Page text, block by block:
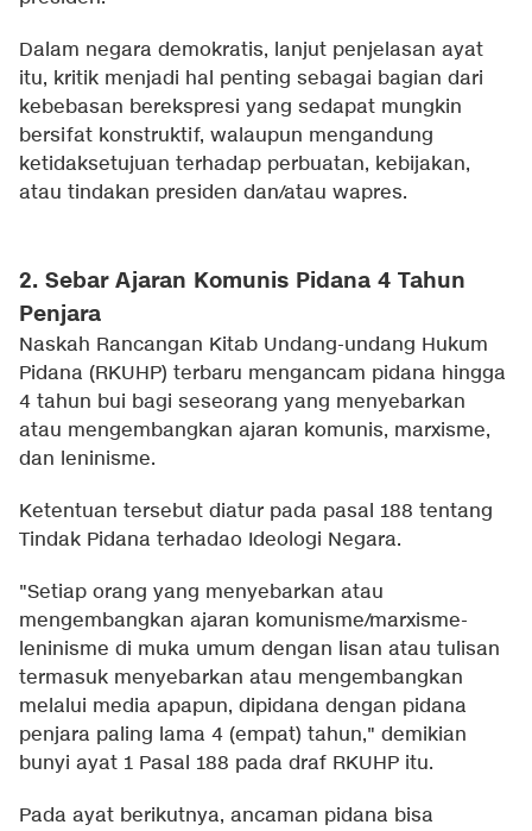
Dalam negara demokratis, lanjut penjelasan ayat
itu, kritik menjadi hal penting sebagai bagian dari
kebebasan berekspresi yang sedapat mungkin
bersifat konstruktif, walaupun mengandung
ketidaksetujuan terhadap perbuatan, kebijakan,
atau tindakan presiden dan/atau wapres.
2. Sebar Ajaran Komunis Pidana 4 Tahun
Penjara
Naskah Rancangan Kitab Undang-undang Hukum
Pidana (RKUHP) terbaru mengancam pidana hingga
4 tahun bui bagi seseorang yang menyebarkan
atau mengembangkan ajaran komunis, marxisme,
dan leninisme.
Ketentuan tersebut diatur pada pasal 188 tentang
Tindak Pidana terhadao Ideologi Negara.
"Setiap orang yang menyebarkan atau
mengembangkan ajaran komunisme/marxisme-
leninisme di muka umum dengan lisan atau tulisan
termasuk menyebarkan atau mengembangkan
melalui media apapun, dipidana dengan pidana
penjara paling lama 4 (empat) tahun," demikian
bunyi ayat 1 Pasal 188 pada draf RKUHP itu.
Pada ayat berikutnya, ancaman pidana bisa